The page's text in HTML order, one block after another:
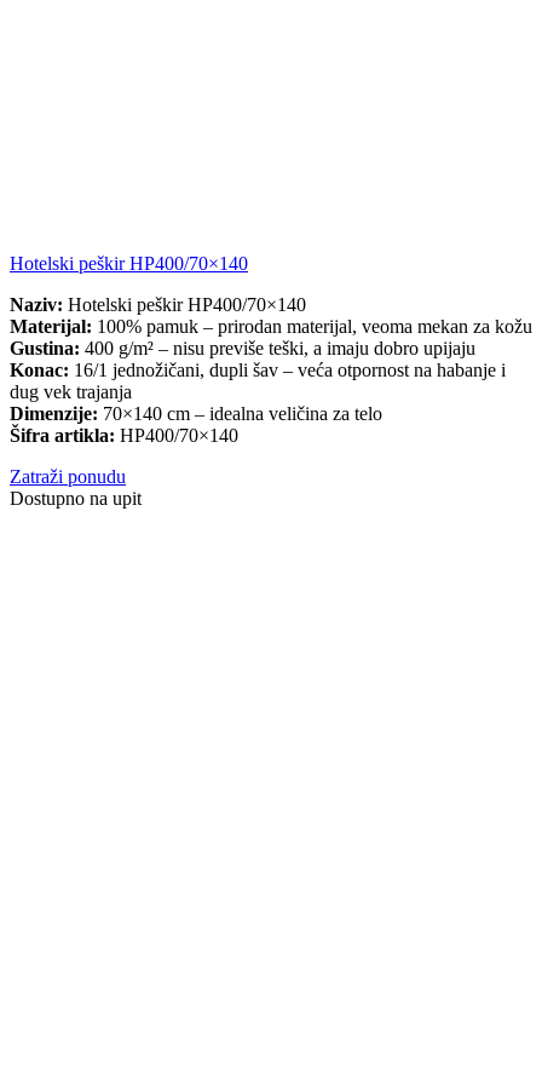
Hotelski peškir HP400/70×140
Naziv: Hotelski peškir HP400/70×140
Materijal: 100% pamuk – prirodan materijal, veoma mekan za kožu
Gustina: 400 g/m² – nisu previše teški, a imaju dobro upijaju
Konac: 16/1 jednožičani, dupli šav – veća otpornost na habanje i
dug vek trajanja
Dimenzije: 70×140 cm – idealna veličina za telo
Šifra artikla: HP400/70×140
Zatraži ponudu
Dostupno na upit